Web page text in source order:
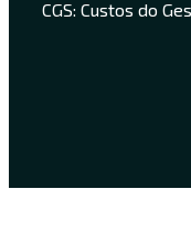
CGS: Custos do